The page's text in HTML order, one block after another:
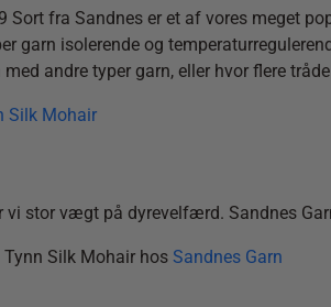
Sort fra Sandnes er et af vores meget
garn isolerende og
andre typer garn, eller hvor flere
Silk Mohair
vi stor vægt på dyrevelfærd. Sandnes
Silk Mohair hos Sandnes Garn